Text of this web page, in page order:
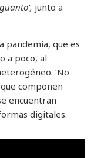
junto a
pandemia, que es
a poco, al
‘No
componen
encuentran
digitales.